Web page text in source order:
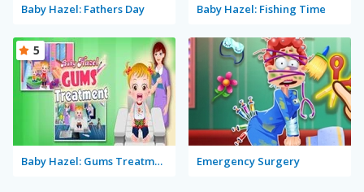
Baby Hazel: Fathers Day Baby Hazel: Fishing Time
Baby Hazel: Gums Treatment
5
Emergency Surgery